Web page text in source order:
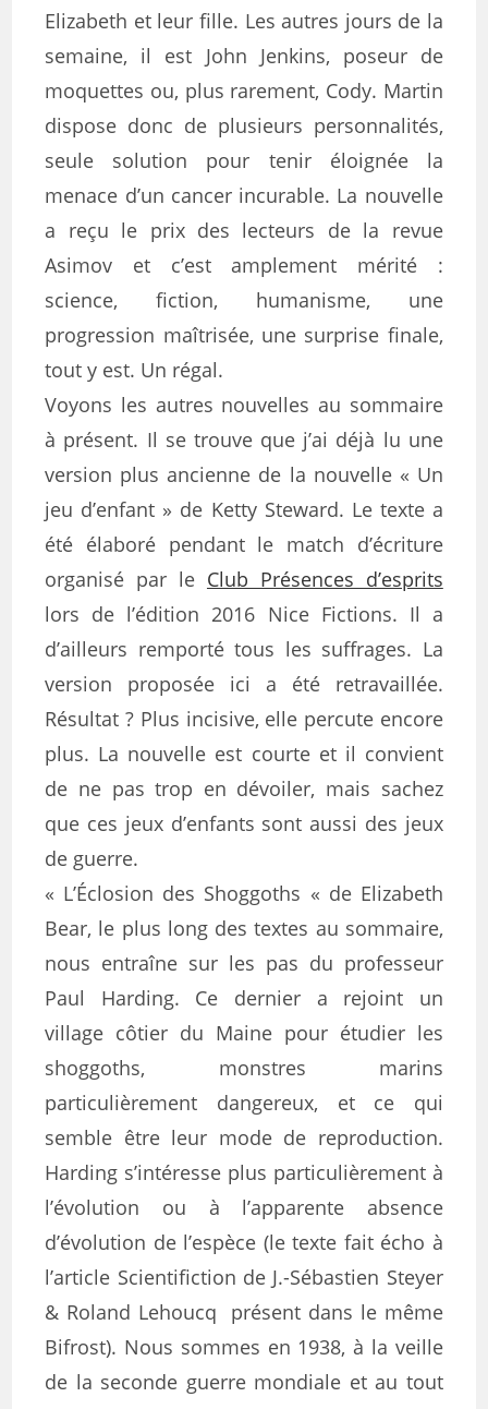
Elizabeth et leur fille. Les autres jours de la
semaine, il est John Jenkins, poseur de
moquettes ou, plus rarement, Cody. Martin
dispose donc de plusieurs personnalités,
seule solution pour tenir éloignée la
menace d’un cancer incurable. La nouvelle
a reçu le prix des lecteurs de la revue
Asimov et c’est amplement mérité :
science, fiction, humanisme, une
progression maîtrisée, une surprise finale,
tout y est. Un régal.
Voyons les autres nouvelles au sommaire
à présent. Il se trouve que j’ai déjà lu une
version plus ancienne de la nouvelle « Un
jeu d’enfant » de Ketty Steward. Le texte a
été élaboré pendant le match d’écriture
organisé par le Club Présences d’esprits
lors de l’édition 2016 Nice Fictions. Il a
d’ailleurs remporté tous les suffrages. La
version proposée ici a été retravaillée.
Résultat ? Plus incisive, elle percute encore
plus. La nouvelle est courte et il convient
de ne pas trop en dévoiler, mais sachez
que ces jeux d’enfants sont aussi des jeux
de guerre.
« L’Éclosion des Shoggoths « de Elizabeth
Bear, le plus long des textes au sommaire,
nous entraîne sur les pas du professeur
Paul Harding. Ce dernier a rejoint un
village côtier du Maine pour étudier les
shoggoths, monstres marins
particulièrement dangereux, et ce qui
semble être leur mode de reproduction.
Harding s’intéresse plus particulièrement à
l’évolution ou à l’apparente absence
d’évolution de l’espèce (le texte fait écho à
l’article Scientifiction de J.-Sébastien Steyer
& Roland Lehoucq présent dans le même
Bifrost). Nous sommes en 1938, à la veille
de la seconde guerre mondiale et au tout